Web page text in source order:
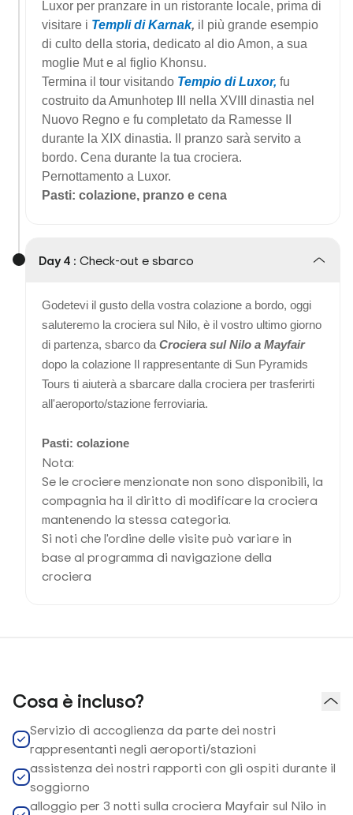
Luxor per pranzare in un ristorante locale, prima di
visitare i Templi di Karnak, il più grande esempio
di culto della storia, dedicato al dio Amon, a sua
moglie Mut e al figlio Khonsu.
Termina il tour visitando Tempio di Luxor, fu
costruito da Amunhotep III nella XVIII dinastia nel
Nuovo Regno e fu completato da Ramesse II
durante la XIX dinastia. Il pranzo sarà servito a
bordo. Cena durante la tua crociera.
Pernottamento a Luxor.
Pasti: colazione, pranzo e cena
Day 4 : Check-out e sbarco
Godetevi il gusto della vostra colazione a bordo, oggi
saluteremo la crociera sul Nilo, è il vostro ultimo giorno
di partenza, sbarco da Crociera sul Nilo a Mayfair
dopo la colazione
Il rappresentante di Sun Pyramids
Tours ti aiuterà a sbarcare dalla crociera per trasferirti
all'aeroporto/stazione ferroviaria.
Pasti: colazione
Nota:
Se le crociere menzionate non sono disponibili, la
compagnia ha il diritto di modificare la crociera
mantenendo la stessa categoria.
Si noti che l'ordine delle visite può variare in
base al programma di navigazione della
crociera
Cosa è incluso?
Servizio di accoglienza da parte dei nostri
rappresentanti negli aeroporti/stazioni
assistenza dei nostri rapporti con gli ospiti durante il
soggiorno
alloggio per 3 notti sulla crociera Mayfair sul Nilo in